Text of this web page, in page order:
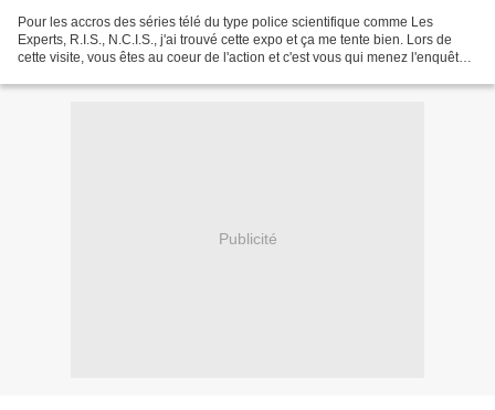
Pour les accros des séries télé du type police scientifique comme Les
Experts, R.I.S., N.C.I.S., j'ai trouvé cette expo et ça me tente bien. Lors de
cette visite, vous êtes au coeur de l'action et c'est vous qui menez l'enquête.
Publicité